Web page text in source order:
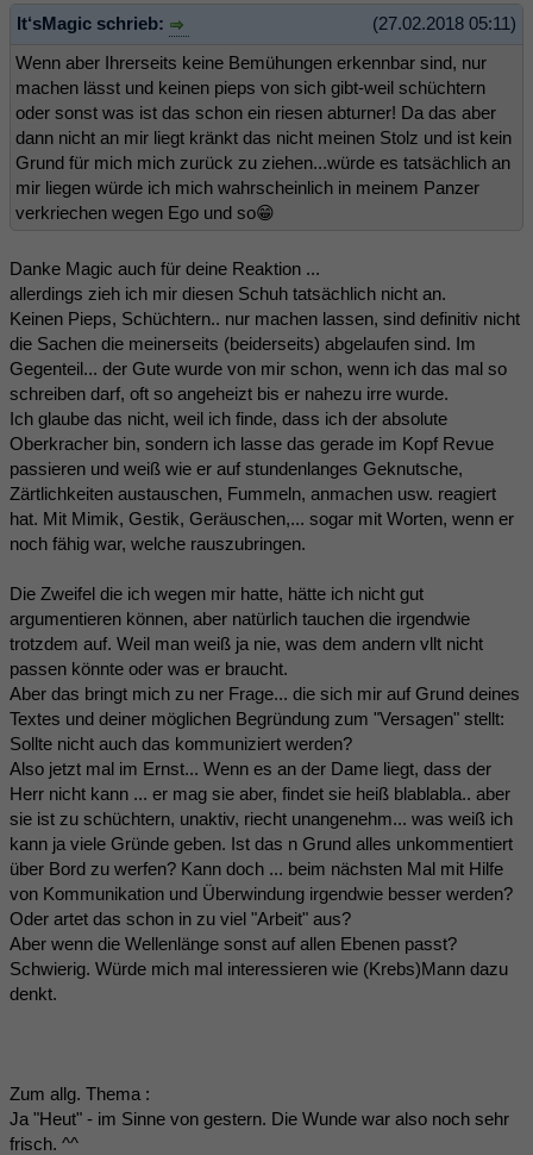
(27.02.2018 05:11)
It‘sMagic schrieb:
Wenn aber Ihrerseits keine Bemühungen erkennbar sind, nur
machen lässt und keinen pieps von sich gibt-weil schüchtern
oder sonst was ist das schon ein riesen abturner! Da das aber
dann nicht an mir liegt kränkt das nicht meinen Stolz und ist kein
Grund für mich mich zurück zu ziehen...würde es tatsächlich an
mir liegen würde ich mich wahrscheinlich in meinem Panzer
verkriechen wegen Ego und so😁
Danke Magic auch für deine Reaktion ...
allerdings zieh ich mir diesen Schuh tatsächlich nicht an.
Keinen Pieps, Schüchtern.. nur machen lassen, sind definitiv nicht
die Sachen die meinerseits (beiderseits) abgelaufen sind. Im
Gegenteil... der Gute wurde von mir schon, wenn ich das mal so
schreiben darf, oft so angeheizt bis er nahezu irre wurde.
Ich glaube das nicht, weil ich finde, dass ich der absolute
Oberkracher bin, sondern ich lasse das gerade im Kopf Revue
passieren und weiß wie er auf stundenlanges Geknutsche,
Zärtlichkeiten austauschen, Fummeln, anmachen usw. reagiert
hat. Mit Mimik, Gestik, Geräuschen,... sogar mit Worten, wenn er
noch fähig war, welche rauszubringen.
Die Zweifel die ich wegen mir hatte, hätte ich nicht gut
argumentieren können, aber natürlich tauchen die irgendwie
trotzdem auf. Weil man weiß ja nie, was dem andern vllt nicht
passen könnte oder was er braucht.
Aber das bringt mich zu ner Frage... die sich mir auf Grund deines
Textes und deiner möglichen Begründung zum "Versagen" stellt:
Sollte nicht auch das kommuniziert werden?
Also jetzt mal im Ernst... Wenn es an der Dame liegt, dass der
Herr nicht kann ... er mag sie aber, findet sie heiß blablabla.. aber
sie ist zu schüchtern, unaktiv, riecht unangenehm... was weiß ich
kann ja viele Gründe geben. Ist das n Grund alles unkommentiert
über Bord zu werfen? Kann doch ... beim nächsten Mal mit Hilfe
von Kommunikation und Überwindung irgendwie besser werden?
Oder artet das schon in zu viel "Arbeit" aus?
Aber wenn die Wellenlänge sonst auf allen Ebenen passt?
Schwierig. Würde mich mal interessieren wie (Krebs)Mann dazu
denkt.
Zum allg. Thema :
Ja "Heut" - im Sinne von gestern. Die Wunde war also noch sehr
frisch. ^^